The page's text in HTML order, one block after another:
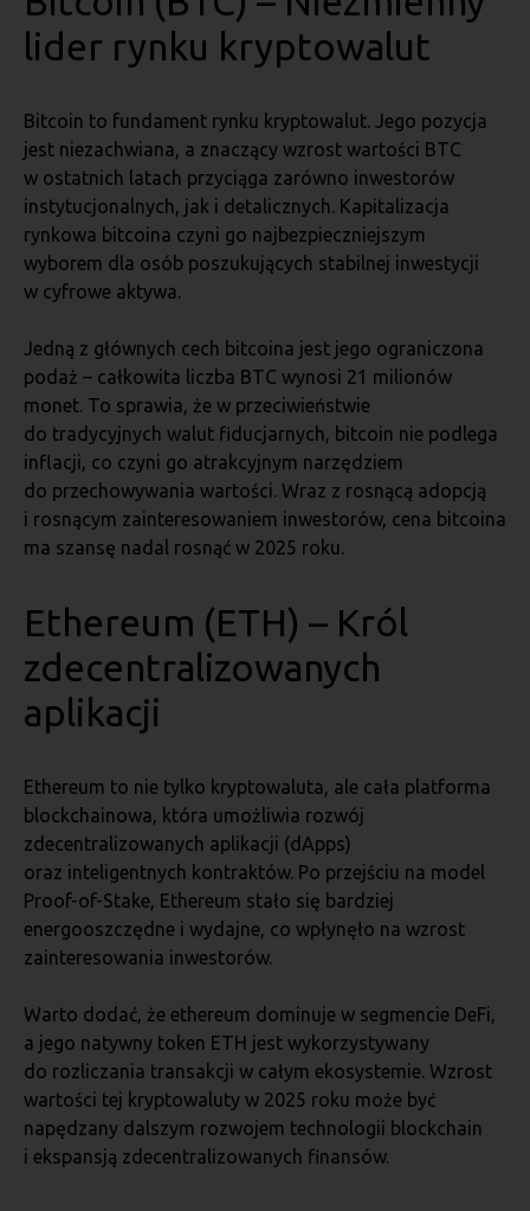
lider rynku kryptowalut
Bitcoin to fundament rynku kryptowalut. Jego pozycja
jest niezachwiana, a znaczący wzrost wartości BTC
w ostatnich latach przyciąga zarówno inwestorów
instytucjonalnych, jak i detalicznych. Kapitalizacja
rynkowa bitcoina czyni go najbezpieczniejszym
wyborem dla osób poszukujących stabilnej inwestycji
w cyfrowe aktywa.
Jedną z głównych cech bitcoina jest jego ograniczona
podaż – całkowita liczba BTC wynosi 21 milionów
monet. To sprawia, że w przeciwieństwie
do tradycyjnych walut fiducjarnych, bitcoin nie podlega
inflacji, co czyni go atrakcyjnym narzędziem
do przechowywania wartości. Wraz z rosnącą adopcją
i rosnącym zainteresowaniem inwestorów, cena bitcoina
ma szansę nadal rosnąć w 2025 roku.
Ethereum (ETH) – Król
zdecentralizowanych
aplikacji
Ethereum to nie tylko kryptowaluta, ale cała platforma
blockchainowa, która umożliwia rozwój
zdecentralizowanych aplikacji (dApps)
oraz inteligentnych kontraktów. Po przejściu na model
Proof-of-Stake, Ethereum stało się bardziej
energooszczędne i wydajne, co wpłynęło na wzrost
zainteresowania inwestorów.
Warto dodać, że ethereum dominuje w segmencie DeFi,
a jego natywny token ETH jest wykorzystywany
do rozliczania transakcji w całym ekosystemie. Wzrost
wartości tej kryptowaluty w 2025 roku może być
napędzany dalszym rozwojem technologii blockchain
i ekspansją zdecentralizowanych finansów.